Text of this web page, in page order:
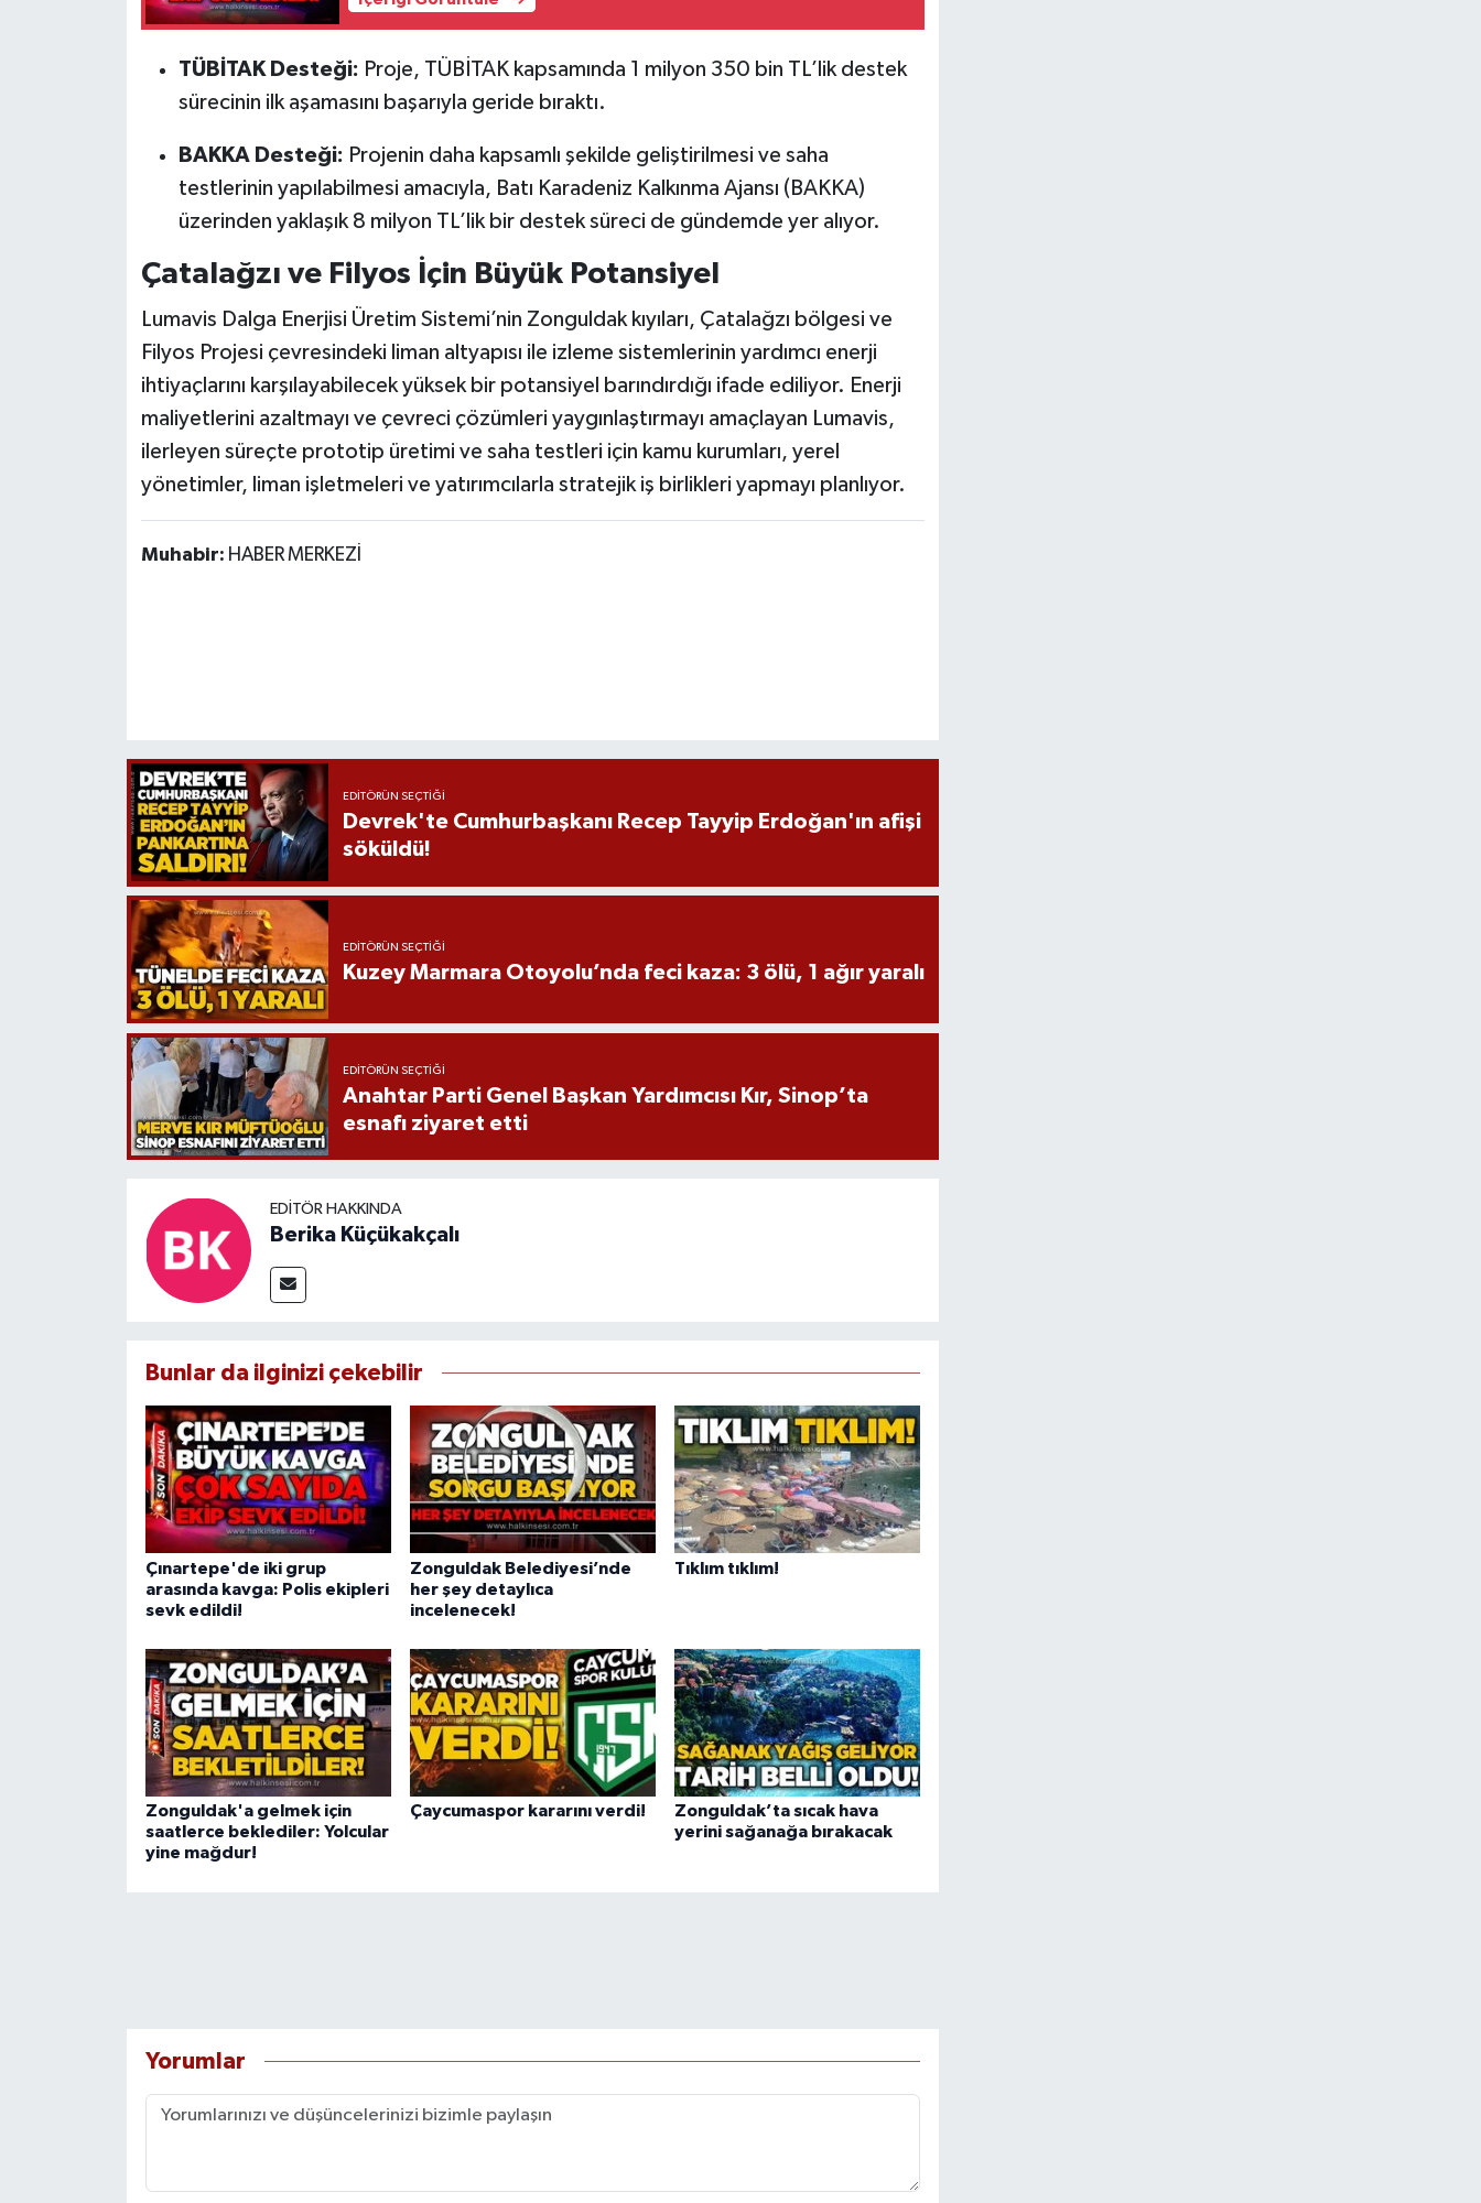
TÜBİTAK Desteği: Proje, TÜBİTAK kapsamında 1 milyon 350 bin TL’lik destek
sürecinin ilk aşamasını başarıyla geride bıraktı.
BAKKA Desteği: Projenin daha kapsamlı şekilde geliştirilmesi ve saha
testlerinin yapılabilmesi amacıyla, Batı Karadeniz Kalkınma Ajansı (BAKKA)
üzerinden yaklaşık 8 milyon TL’lik bir destek süreci de gündemde yer alıyor.
Çatalağzı ve Filyos İçin Büyük Potansiyel
Lumavis Dalga Enerjisi Üretim Sistemi’nin Zonguldak kıyıları, Çatalağzı bölgesi ve
Filyos Projesi çevresindeki liman altyapısı ile izleme sistemlerinin yardımcı enerji
ihtiyaçlarını karşılayabilecek yüksek bir potansiyel barındırdığı ifade ediliyor. Enerji
maliyetlerini azaltmayı ve çevreci çözümleri yaygınlaştırmayı amaçlayan Lumavis,
ilerleyen süreçte prototip üretimi ve saha testleri için kamu kurumları, yerel
yönetimler, liman işletmeleri ve yatırımcılarla stratejik iş birlikleri yapmayı planlıyor.
Muhabir: HABER MERKEZİ
EDITÖRÜN SEÇTIĞI
Devrek'te Cumhurbaşkanı Recep Tayyip Erdoğan'ın afişi
söküldü!
EDITÖRÜN SEÇTIĞI
Kuzey Marmara Otoyolu’nda feci kaza: 3 ölü, 1 ağır yaralı
EDITÖRÜN SEÇTIĞI
Anahtar Parti Genel Başkan Yardımcısı Kır, Sinop’ta
esnafı ziyaret etti
EDITÖR HAKKINDA
Berika Küçükakçalı
Bunlar da ilginizi çekebilir
Çınartepe'de iki grup
arasında kavga: Polis ekipleri
sevk edildi!
Zonguldak Belediyesi’nde
her şey detaylıca
incelenecek!
Tıklım tıklım!
Zonguldak'a gelmek için
saatlerce beklediler: Yolcular
yine mağdur!
Çaycumaspor kararını verdi!
Zonguldak’ta sıcak hava
yerini sağanağa bırakacak
Yorumlar